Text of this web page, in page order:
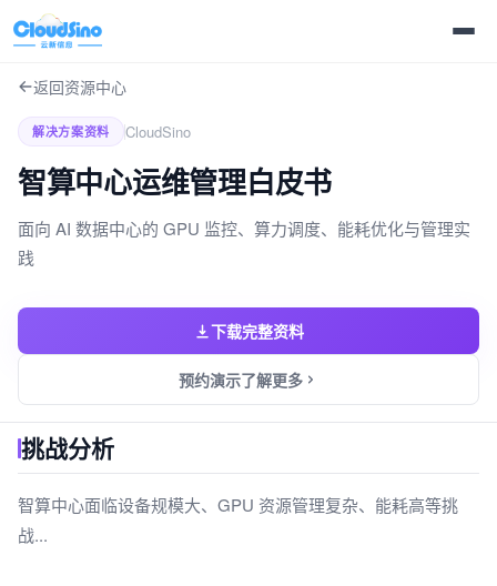
返回资源中心
解决方案资料 CloudSino
智算中心运维管理白皮书
面向 AI 数据中心的 GPU 监控、算力调度、能耗优化与管理实
践
下载完整资料
预约演示了解更多
挑战分析
智算中心面临设备规模大、GPU 资源管理复杂、能耗高等挑
战...